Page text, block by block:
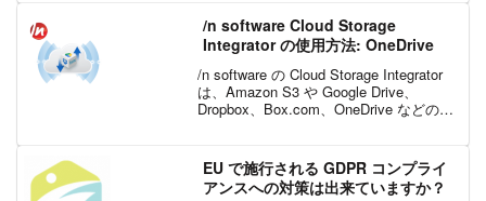
に向けて...
/n software Cloud Storage
Integrator の使用方法: OneDrive
/n software の Cloud Storage Integrator
は、Amazon S3 や Google Drive、
Dropbox、Box.com、OneDrive などのク
EU で施行される GDPR コンプライ
アンスへの対策は出来ていますか？